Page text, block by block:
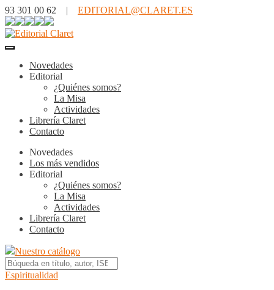
93 301 00 62 | EDITORIAL@CLARET.ES
Novedades
Editorial
¿Quiénes somos?
La Misa
Actividades
Librería Claret
Contacto
Novedades
Los más vendidos
Editorial
¿Quiénes somos?
La Misa
Actividades
Librería Claret
Contacto
Nuestro catálogo
Espiritualidad